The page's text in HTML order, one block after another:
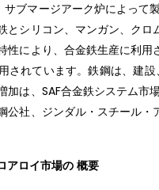
サブマージアーク炉によっ
とシリコン、マンガン、ク
性により、合金鉄生産に利
されています。鉄鋼は、建
加は、SAF合金鉄システム市
公社、ジンダル・スチール
アロイ市場の 概要